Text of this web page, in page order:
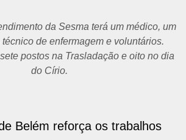
da Sesma terá um médico, um
de enfermagem e voluntários.
postos na Trasladação e oito no dia
do Círio.
Belém reforça os trabalhos